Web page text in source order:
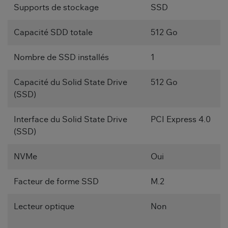
Supports de stockage SSD
Capacité SDD totale 512 Go
Nombre de SSD installés 1
Capacité du Solid State Drive
(SSD)
512 Go
Interface du Solid State Drive
(SSD)
PCI Express 4.0
NVMe Oui
Facteur de forme SSD M.2
Lecteur optique Non